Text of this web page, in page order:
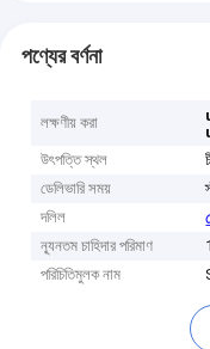
পণ্যের বর্ণনা
লক্ষণীয় করা
উৎপত্তি স্থল
ডেলিভারি সময়
দলিল
ন্যূনতম চাহিদার পরিমাণ
পরিচিতিমুলক নাম